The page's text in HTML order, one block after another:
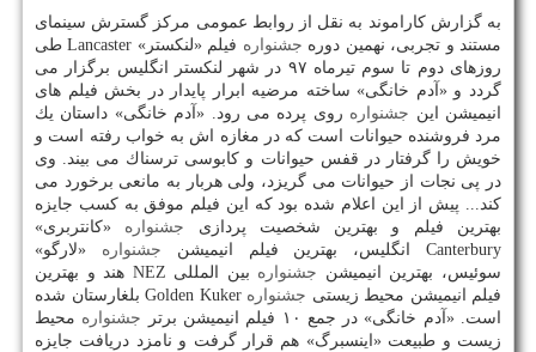
به گزارش كاراموند به نقل از روابط عمومی مركز گسترش سینمای
مستند و تجربی، نهمین دوره جشنواره
فیلم «لنكستر» Lancaster طی
روزهای دوم تا سوم تیرماه ۹۷ در شهر لنكستر انگلیس برگزار می
گردد و «آدم خانگی» ساخته مرضیه ابرار پایدار در بخش فیلم های
انیمیشن این جشنواره روی پرده می رود. «آدم خانگی» داستان یك
مرد فروشنده حیوانات است كه در مغازه اش به خواب رفته است و
خویش را گرفتار در قفس حیوانات و كابوسی ترسناك می بیند. وی
در پی نجات از حیوانات می گریزد، ولی هربار به مانعی برخورد می
كند... پیش از این اعلام شده بود كه این فیلم موفق به كسب جایزه
بهترین فیلم و بهترین شخصیت پردازی جشنواره «كانتربری»
Canterbury انگلیس، بهترین فیلم انیمیشن
جشنواره «لارگو»
سوئیس، بهترین انیمیشن جشنواره
بین المللی NEZ هند و بهترین
فیلم انیمیشن محیط زیستی جشنواره
Golden Kuker بلغارستان شده
است. «آدم خانگی» در جمع ۱۰ فیلم انیمیشن برتر
جشنواره محیط
زیست و طبیعت «اینسبرگ» هم قرار گرفت و نامزد دریافت جایزه